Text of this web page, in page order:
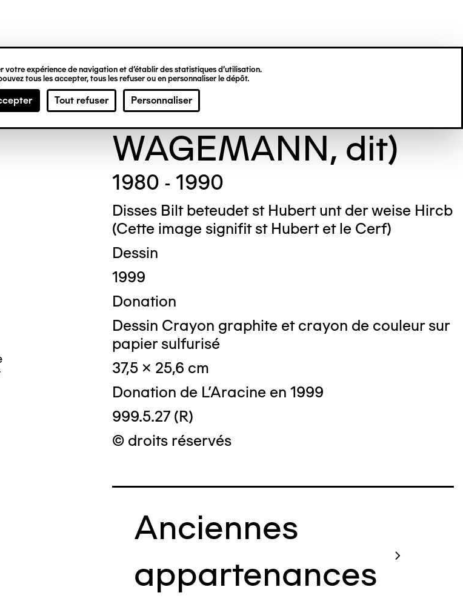
votre expérience de navigation et d’établir des statistiques d’utilisation.
tous les accepter, tous les refuser ou en personnaliser le dépôt.
Tout refuser Personnaliser
THEO (Theodor
WAGEMANN, dit)
1980 - 1990
Disses Bilt beteudet st Hubert unt der weise Hircb
(Cette image signifit st Hubert et le Cerf)
Dessin
1999
Donation
Dessin Crayon graphite et crayon de couleur sur
papier sulfurisé
37,5 x 25,6 cm
Donation de L'Aracine en 1999
999.5.27 (R)
© droits réservés
Anciennes
appartenances